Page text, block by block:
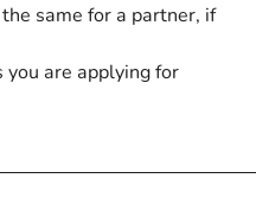
same for a partner, if
you are applying for